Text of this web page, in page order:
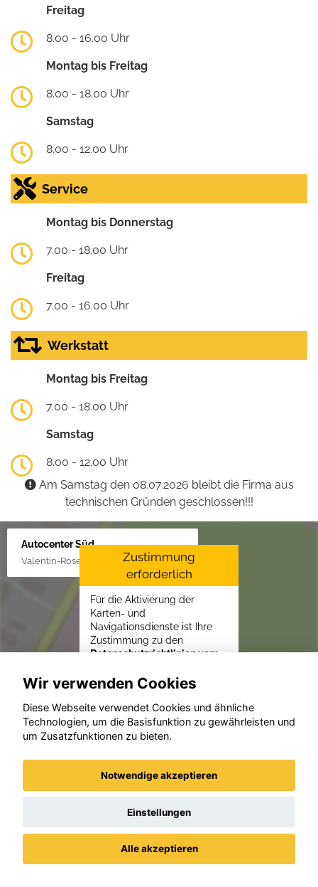
Freitag
8.00 - 16.00 Uhr
Montag bis Freitag
8.00 - 18.00 Uhr
Samstag
8.00 - 12.00 Uhr
Service
Montag bis Donnerstag
7.00 - 18.00 Uhr
Freitag
7.00 - 16.00 Uhr
Werkstatt
Montag bis Freitag
7.00 - 18.00 Uhr
Samstag
8.00 - 12.00 Uhr
Am Samstag den 08.07.2026 bleibt die Firma aus
technischen Gründen geschlossen!!!
Autocenter Süd
Valentin-Rose-Str. 3, 16816 Neuruppin
Zustimmung
erforderlich
Für die Aktivierung der
Karten- und
Navigationsdienste ist Ihre
Zustimmung zu den
Datenschutzrichtlinien vom
erforderlich.
Zustimmen und
aktivieren
Wir verwenden Cookies
Diese Webseite verwendet Cookies und ähnliche
Technologien, um die Basisfunktion zu gewährleisten und
um Zusatzfunktionen zu bieten.
Notwendige akzeptieren
Einstellungen
Alle akzeptieren